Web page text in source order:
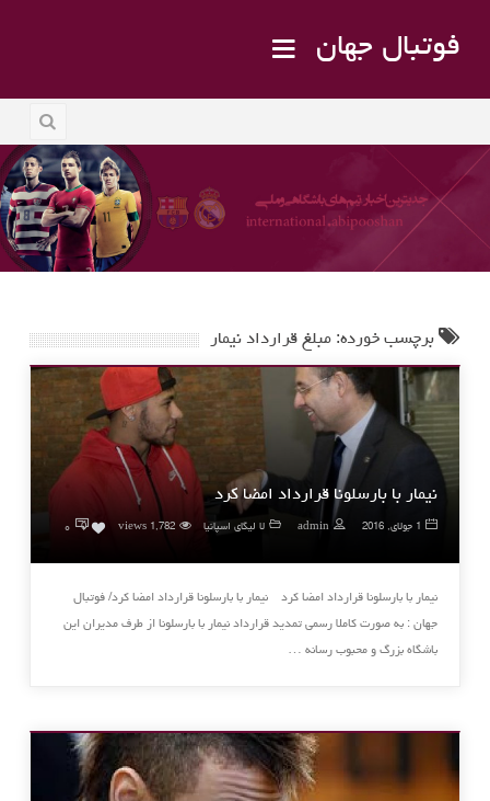
فوتبال جهان
برچسب خورده: مبلغ قرارداد نیمار
نیمار با بارسلونا قرارداد امضا کرد
1 جولای, 2016 admin لا لیگای اسپانیا 1,782 views
0 ۰
نیمار با بارسلونا قرارداد امضا کرد نیمار با بارسلونا قرارداد امضا کرد/ فوتبال
جهان : به صورت کاملا رسمی تمدید قرارداد نیمار با بارسلونا از طرف مدیران این
باشگاه بزرگ و محبوب رسانه …